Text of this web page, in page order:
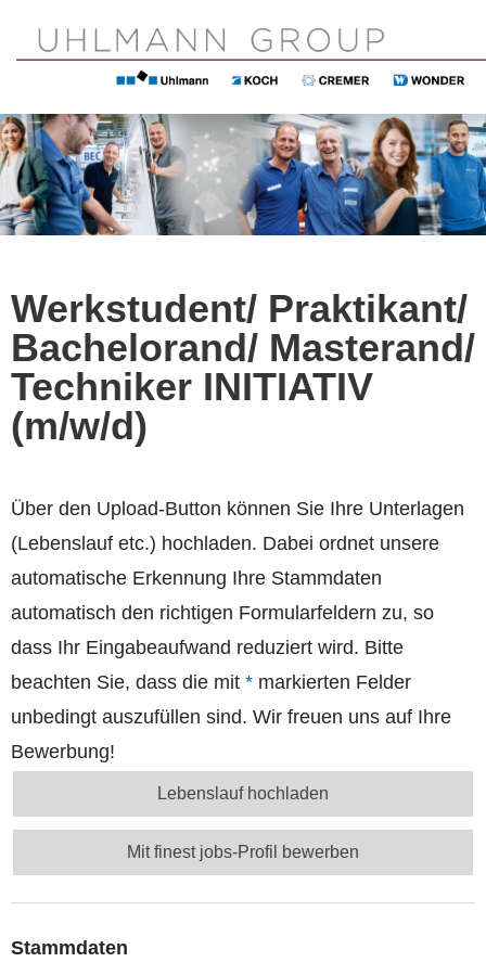
DE EN
Werkstudent/ Praktikant/
Bachelorand/ Masterand/
Techniker INITIATIV
(m/w/d)
Über den Upload-Button können Sie Ihre Unterlagen
(Lebenslauf etc.) hochladen. Dabei ordnet unsere
automatische Erkennung Ihre Stammdaten
automatisch den richtigen Formularfeldern zu, so
dass Ihr Eingabeaufwand reduziert wird. Bitte
beachten Sie, dass die mit * markierten Felder
unbedingt auszufüllen sind. Wir freuen uns auf Ihre
Bewerbung!
Lebenslauf hochladen
Mit finest jobs-Profil bewerben
Stammdaten